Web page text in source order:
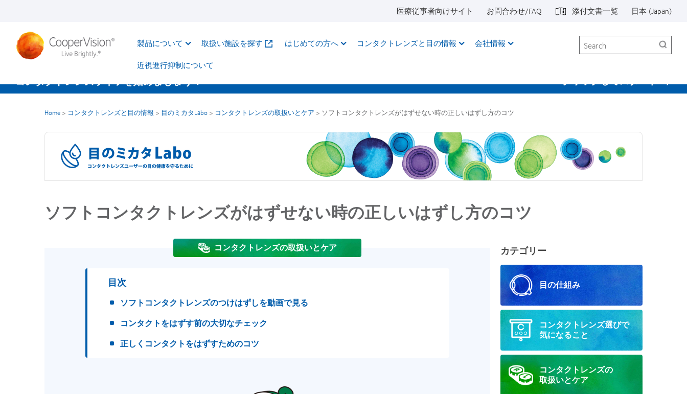
医療従事者向けサイト お問合わせ/FAQ 添付文書一覧 日本 (Japan)
製品について 取扱い施設を探す はじめての方へ コンタクトレンズと目の情報
会社情報
近視進行抑制について​
Search
コンタクトレンズライフを始めましょう！
Home > コンタクトレンズと目の情報 > 目のミカタLabo > コンタクトレンズの取扱いとケア > ソフトコンタクトレンズがはずせない時の正しいはずし方のコツ
ソフトコンタクトレンズがはずせない時の正しいはずし方のコツ
コンタクトレンズの取扱いとケア
目次
ソフトコンタクトレンズのつけはずしを動画で見る
コンタクトをはずす前の大切なチェック
正しくコンタクトをはずすためのコツ
カテゴリー
目の仕組み
コンタクトレンズ選びで
気になること
コンタクトレンズの
取扱いとケア